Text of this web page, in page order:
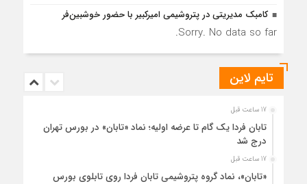
کامبک مدیریتی در پتروشیمی امیرکبیر با حضور خوشبین‌فر
Sorry. No data so far.
تایم لاین
17 ساعت قبل
تابان فردا یک گام تا عرضه اولیه؛ نماد «تابان» در بورس تهران
درج شد
17 ساعت قبل
«تابان»، نماد گروه پتروشیمی تابان فردا روی تابلوی بورس